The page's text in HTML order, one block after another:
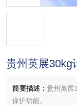
贵州英展30kg
简要描述： 贵州英展
保护功能。